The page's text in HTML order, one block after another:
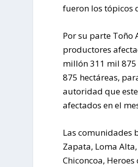
fueron los tópicos
Por su parte Toño
productores
millón 311 mil 875
875 hectáreas,
autoridad que
afectados en el
Las comunidades
Zapata, Loma
Chiconcoa,